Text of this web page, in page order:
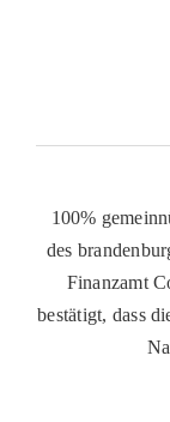
100%
des
Finanzamt
bestätigt, dass